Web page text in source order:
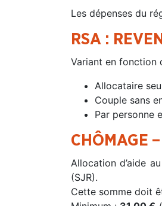
Les dépenses du
RSA :
Variant en fonction
Allocataire
Couple sans
Par personne
CHÔMAGE
Allocation d’aide
(SJR).
Cette somme doit